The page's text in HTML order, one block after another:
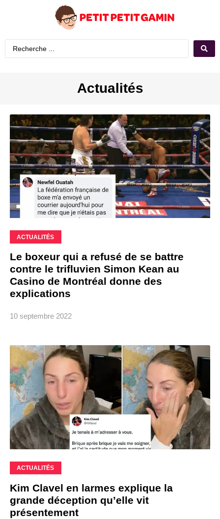
Actualités
ACTUALITÉS
Le boxeur qui a refusé de se battre
contre le trifluvien Simon Kean au
Casino de Montréal donne des
explications
10 septembre 2022
ACTUALITÉS
Kim Clavel en larmes explique la
grande déception qu’elle vit
présentement